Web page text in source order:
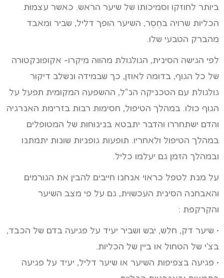
ביותר לחוזקו וסמיכותו של שיער הראש. כאשר עצמוּת
הכליות שרויה בחֶסֶר, השיער הופך דליל, שביר ומאבד
מהברק הטבעי שלו.
לפי הגישה הסינית, הגולגולת מהווה מיקרו- אקופונקטורה
של כל הגוף, בדומה לאוזן, כך שבמידה ונשלב דיקור
גולגולת עם הטכניקה הנ"ל, ההשפעה המקומית תפעל על
הגוף כולו. במהלך הטיפול, חסימות רבות בזרימת האנרגיה
והדם ישתחררו והדבר יתבטא בנינוחות של המטופלים
במהלך הטיפול ולאחריו. תופעות גופניות שונות יתמתנו
ובמהלך הזמן גם יעלמו כליל.
על מנת לטפל כראוי אנחנו חייבים להבין את הגורמים
והאבחנה הסינית העכשוית, גם על פי מצב השיער
והקרקפת :
• שיער דק, חלש, יבש ושביר יעיד על פגיעה בדם של הכבד,
בצ'י של הטחול או ביין של הכליות.
• פגיעה בצפיפות השיער או שיער דליל, יעיד על פגיעה